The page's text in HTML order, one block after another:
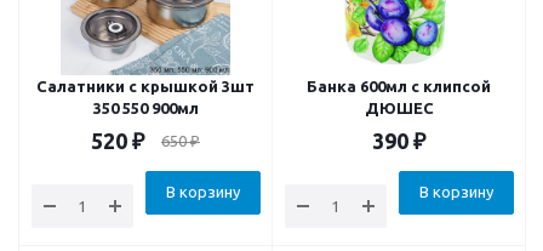
Салатники с крышкой 3шт
350 550 900мл
520 ₽ 650₽
В корзину
Банка 600мл c клипсой
ДЮШЕС
390 ₽
В корзину